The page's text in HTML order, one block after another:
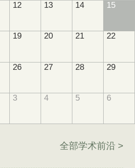
12 13 14 15
19 20 21 22
26 27 28 29
3 4 5 6
全部学术前沿 >